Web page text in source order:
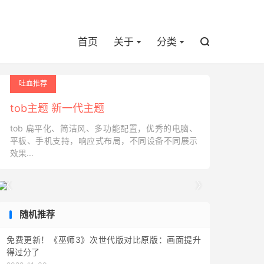
首页 关于 分类 
吐血推荐
tob主题 新一代主题
tob 扁平化、简洁风、多功能配置，优秀的电脑、
平板、手机支持，响应式布局，不同设备不同展示
效果...

随机推荐
免费更新！《巫师3》次世代版对比原版：画面提升
得过分了